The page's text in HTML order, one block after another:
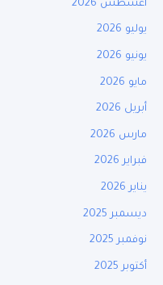
أغسطس 2026
يوليو 2026
يونيو 2026
مايو 2026
أبريل 2026
مارس 2026
فبراير 2026
يناير 2026
ديسمبر 2025
نوفمبر 2025
أكتوبر 2025